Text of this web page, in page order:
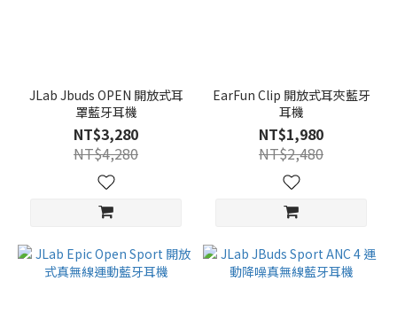
JLab Jbuds OPEN 開放式耳
罩藍牙耳機
NT$3,280
NT$4,280
EarFun Clip 開放式耳夾藍牙
耳機
NT$1,980
NT$2,480